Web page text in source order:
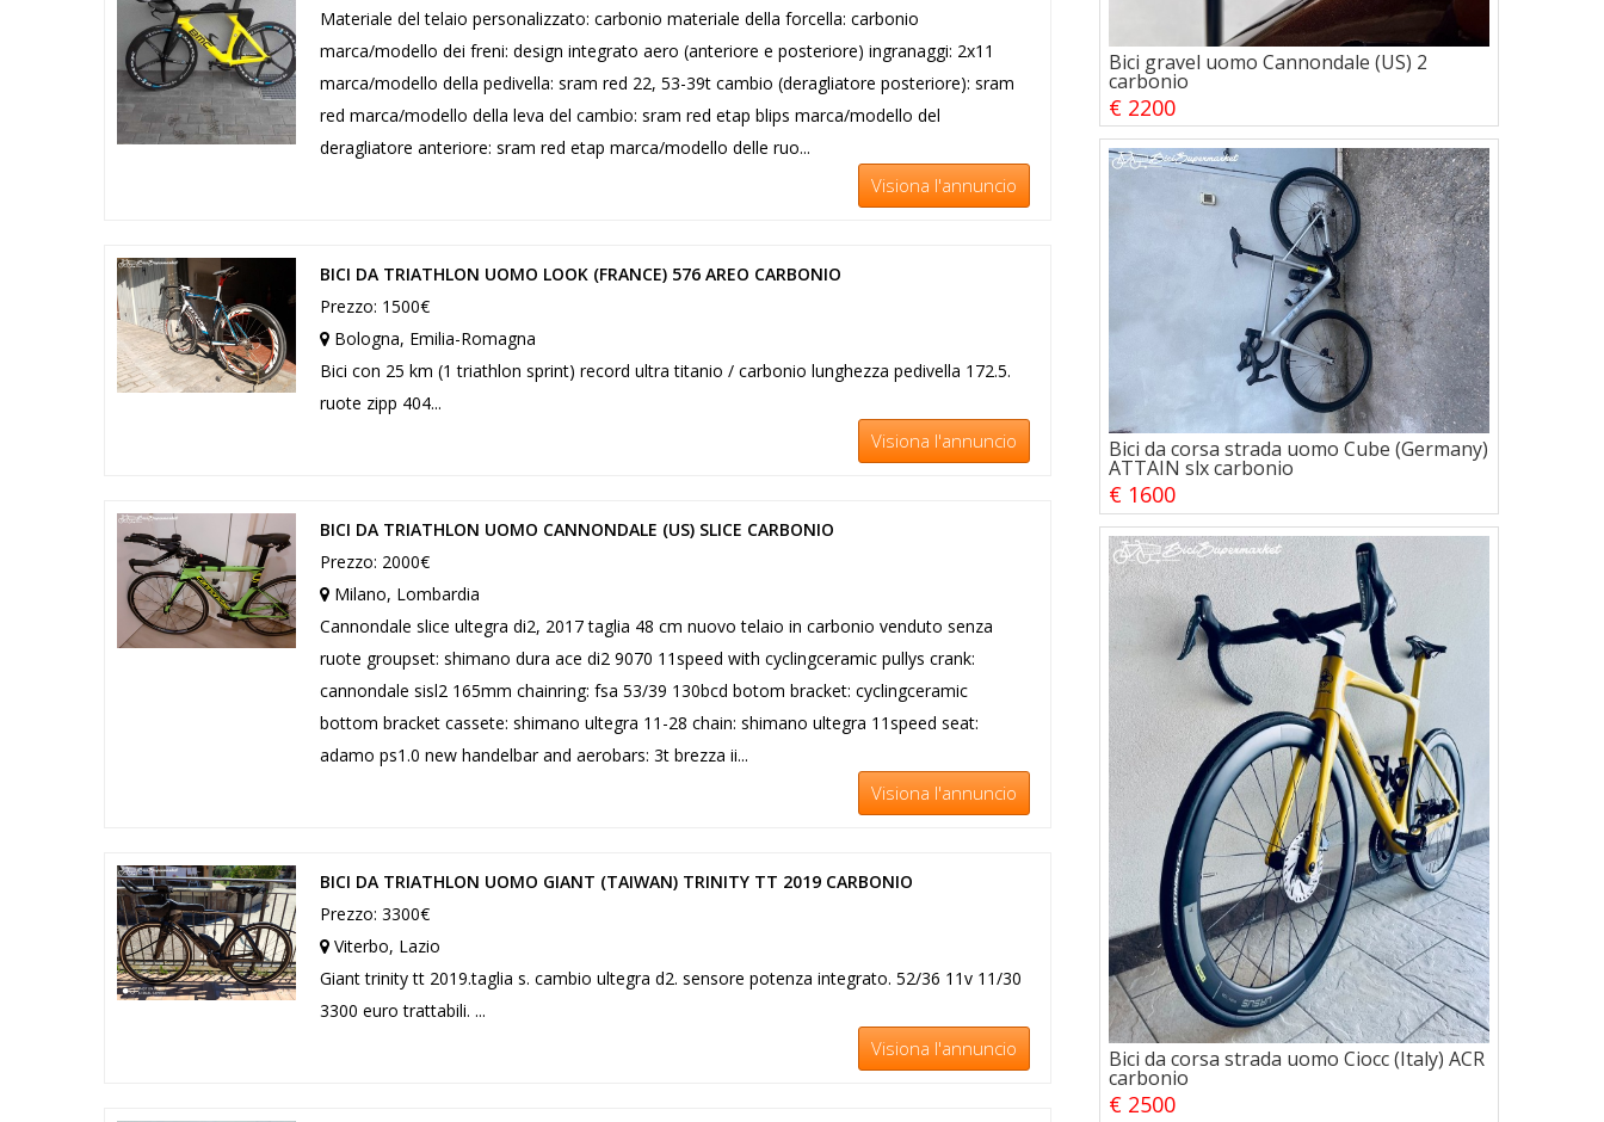
Materiale del telaio personalizzato: carbonio materiale della forcella: carbonio
marca/modello dei freni: design integrato aero (anteriore e posteriore) ingranaggi: 2x11
marca/modello della pedivella: sram red 22, 53-39t cambio (deragliatore posteriore): sram
red marca/modello della leva del cambio: sram red etap blips marca/modello del
deragliatore anteriore: sram red etap marca/modello delle ruo...
Visiona l'annuncio
BICI DA TRIATHLON UOMO LOOK (FRANCE) 576 AREO CARBONIO
Prezzo: 1500€
Bologna, Emilia-Romagna
Bici con 25 km (1 triathlon sprint) record ultra titanio / carbonio lunghezza pedivella 172.5.
ruote zipp 404...
Visiona l'annuncio
BICI DA TRIATHLON UOMO CANNONDALE (US) SLICE CARBONIO
Prezzo: 2000€
Milano, Lombardia
Cannondale slice ultegra di2, 2017 taglia 48 cm nuovo telaio in carbonio venduto senza
ruote groupset: shimano dura ace di2 9070 11speed with cyclingceramic pullys crank:
cannondale sisl2 165mm chainring: fsa 53/39 130bcd botom bracket: cyclingceramic
bottom bracket cassete: shimano ultegra 11-28 chain: shimano ultegra 11speed seat:
adamo ps1.0 new handelbar and aerobars: 3t brezza ii...
Visiona l'annuncio
BICI DA TRIATHLON UOMO GIANT (TAIWAN) TRINITY TT 2019 CARBONIO
Prezzo: 3300€
Viterbo, Lazio
Giant trinity tt 2019.taglia s. cambio ultegra d2. sensore potenza integrato. 52/36 11v 11/30
3300 euro trattabili. ...
Visiona l'annuncio
Bici gravel uomo Cannondale (US) 2
carbonio
€ 2200
Bici da corsa strada uomo Cube (Germany)
ATTAIN slx carbonio
€ 1600
Bici da corsa strada uomo Ciocc (Italy) ACR
carbonio
€ 2500